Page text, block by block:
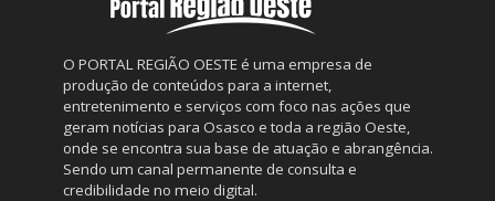
O PORTAL REGIÃO OESTE é uma empresa de
produção de conteúdos para a internet,
entretenimento e serviços com foco nas ações que
geram notícias para Osasco e toda a região Oeste,
onde se encontra sua base de atuação e abrangência.
Sendo um canal permanente de consulta e
credibilidade no meio digital.